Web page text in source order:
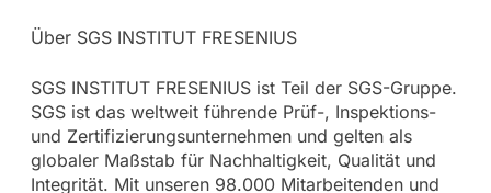
Über SGS INSTITUT FRESENIUS
SGS INSTITUT FRESENIUS ist Teil der SGS-Gruppe.
SGS ist das weltweit führende Prüf-, Inspektions-
und Zertifizierungsunternehmen und gelten als
globaler Maßstab für Nachhaltigkeit, Qualität und
Integrität. Mit unseren 98.000 Mitarbeitenden und